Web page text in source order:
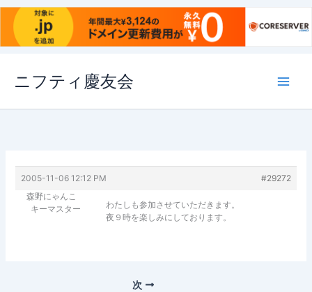
ス
ニフティ慶友会
2005-11-06 12:12 PM
#29272
森野にゃんこ
キーマスター
わたしも参加させていただきます。
夜９時を楽しみにしております。
次